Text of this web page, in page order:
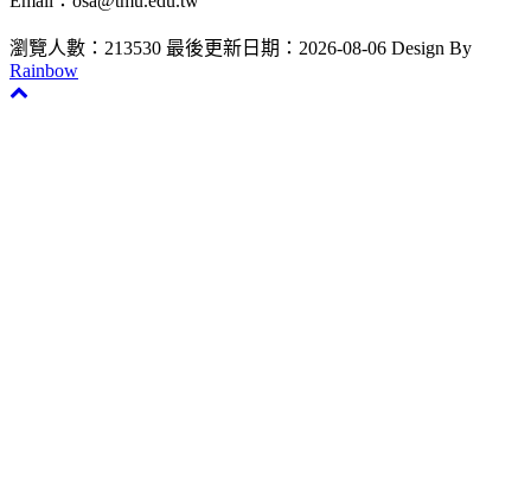
瀏覽人數：213530 最後更新日期：2026-08-06 Design By
Rainbow